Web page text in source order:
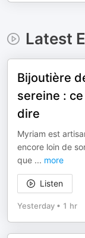
Latest
Bijoutière
sereine :
dire
Myriam est
encore loin de
que ... more
Listen
Yesterday • 1 hr